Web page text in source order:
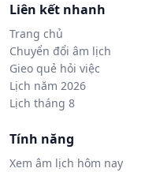
Liên kết nhanh
Trang chủ
Chuyển đổi âm lịch
Gieo quẻ hỏi việc
Lịch năm 2026
Lịch tháng 8
Tính năng
Xem âm lịch hôm nay